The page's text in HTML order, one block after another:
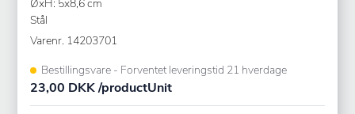
ØxH: 5x8,6 cm
Stål
Varenr. 14203701
Bestillingsvare - Forventet leveringstid 21 hverdage
23,00 DKK /productUnit